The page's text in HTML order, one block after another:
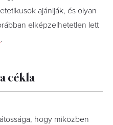
ajánlják, és olyan
elképzelhetetlen lett
.
cékla
hogy miközben